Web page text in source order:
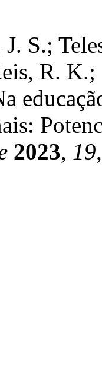
S.;
R.
2023, 19